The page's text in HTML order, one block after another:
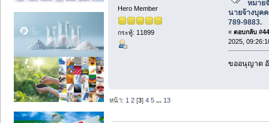
Hero Member
กระทู้: 11899
หมาย
นายจ้างบุค
789-9883.
« ตอบกลับ
2025,
ขออนุญาต
หน้า: 1 2 [3]4 5 ... 13